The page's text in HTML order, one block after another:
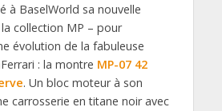
à BaselWorld sa nouvelle
collection MP – pour
évolution de la fabuleuse
: la montre MP-07 42
. Un bloc moteur à son
carrosserie en titane noir avec